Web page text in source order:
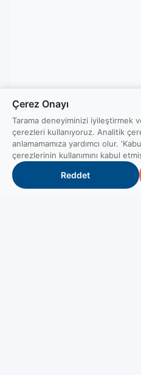
Çerez Onayı
Tarama deneyiminizi iyileştirmek
çerezleri kullanıyoruz. Analitik
anlamamamıza yardımcı olur.
çerezlerinin kullanımını kabul
Reddet